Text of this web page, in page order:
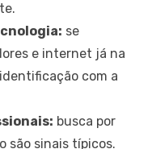
se
e internet já na
com a
busca por
são sinais típicos.